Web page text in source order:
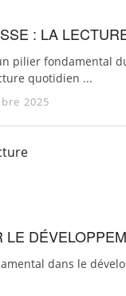
: LA
pilier fondamental
quotidien ...
2025
dans le